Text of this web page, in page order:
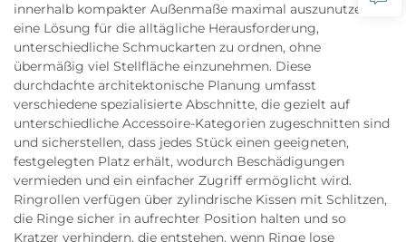
innerhalb kompakter Außenmaße maximal auszunutzen –
eine Lösung für die alltägliche Herausforderung,
unterschiedliche Schmuckarten zu ordnen, ohne
übermäßig viel Stellfläche einzunehmen. Diese
durchdachte architektonische Planung umfasst
verschiedene spezialisierte Abschnitte, die gezielt auf
unterschiedliche Accessoire-Kategorien zugeschnitten sind
und sicherstellen, dass jedes Stück einen geeigneten,
festgelegten Platz erhält, wodurch Beschädigungen
vermieden und ein einfacher Zugriff ermöglicht wird.
Ringrollen verfügen über zylindrische Kissen mit Schlitzen,
die Ringe sicher in aufrechter Position halten und so
Kratzer verhindern, die entstehen, wenn Ringe lose